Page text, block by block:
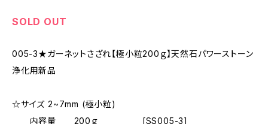
SOLD OUT
005-3★ガーネットさざれ【極小粒200ｇ】天然石パワーストーン
浄化用新品
☆サイズ 2~7mm (極小粒)
内容量 200ｇ [SS005-3]